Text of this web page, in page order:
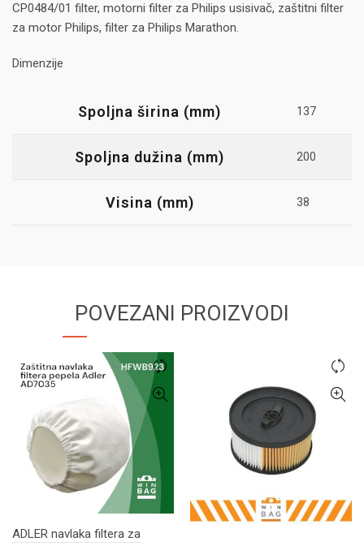
CP0484/01 filter, motorni filter za Philips usisivač, zaštitni filter
za motor Philips, filter za Philips Marathon.
Dimenzije
Spoljna širina (mm) 137
Spoljna dužina (mm) 200
Visina (mm) 38
POVEZANI PROIZVODI
ADLER navlaka filtera za